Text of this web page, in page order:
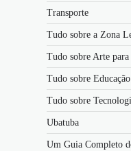
Transporte
Tudo sobre a Zona
Tudo sobre Arte para
Tudo sobre
Tudo sobre
Ubatuba
Um Guia Completo